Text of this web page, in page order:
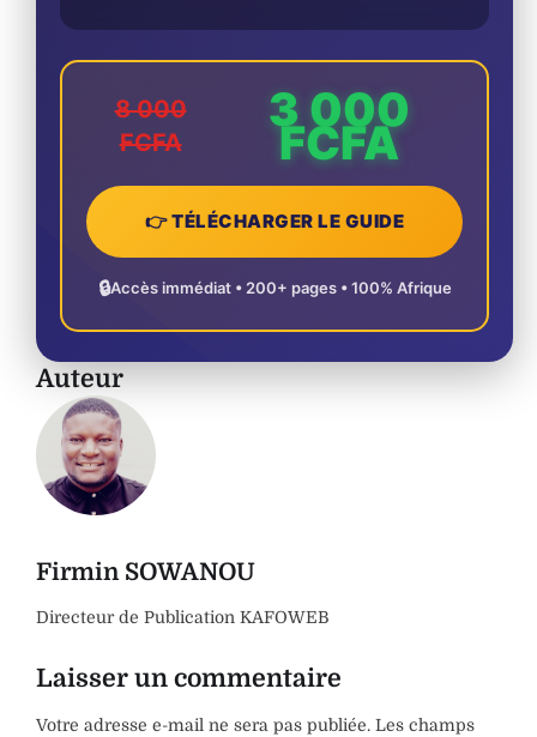
8 000
FCFA
3 000
FCFA
👉 TÉLÉCHARGER LE GUIDE
🔒Accès immédiat • 200+ pages • 100% Afrique
Auteur
Firmin SOWANOU
Directeur de Publication KAFOWEB
Laisser un commentaire
Votre adresse e-mail ne sera pas publiée. Les champs